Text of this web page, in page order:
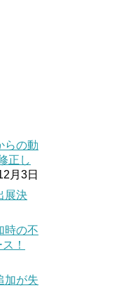
らの動
正し
月3日
展決
時の不
！
加が失